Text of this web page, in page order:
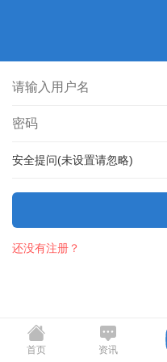
安全提问(未设置请忽略)
还没有注册？
首页 资讯